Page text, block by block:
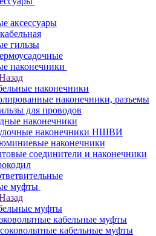
аксессуары
гильзы
наконечники
наконечники
наконечники, разъемы
для проводов
наконечники
наконечники НШВИ
наконечники
соединители и наконечники
муфты
муфты
кабельные муфты
кабельные муфты